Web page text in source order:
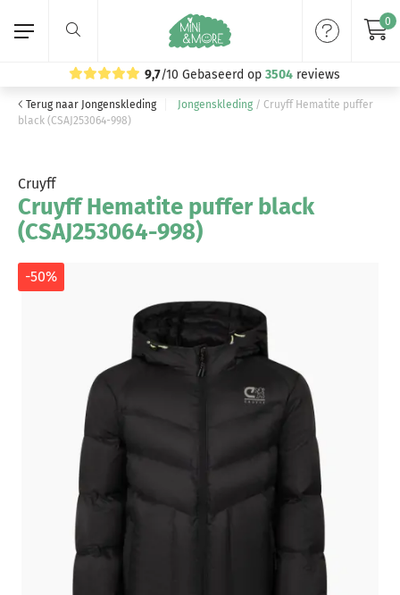
9,7/10 Gebaseerd op 3504 reviews
0
Home
Jongenskleding
Merken
Terug naar Jongenskleding Jongenskleding / Cruyff Hematite puffer
black (CSAJ253064-998)
Cruyff
Cruyff Hematite puffer black
(CSAJ253064-998)
-50%